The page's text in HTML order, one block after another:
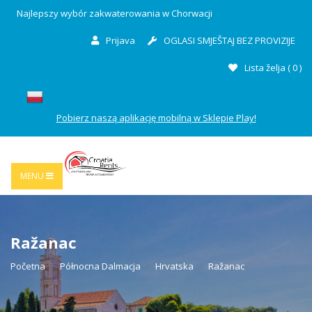
Najlepszy wybór zakwaterowania w Chorwacji
Prijava OGLASI SMJEŠTAJ BEZ PROVIZIJE
Lista želja (0)
Pobierz naszą aplikację mobilną w Sklepie Play!
MENU
Ražanac
Početna Północna Dalmacja Hrvatska Ražanac